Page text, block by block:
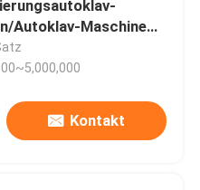
Teile
Autoklav-Maschine
Kontakt